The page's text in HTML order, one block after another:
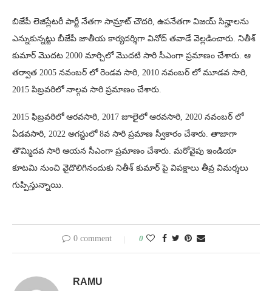
బిజేపీ లెజిస్లేటరీ పార్టీ నేతగా సామ్రాట్ చౌదరి, ఉపనేతగా విజయ్ సిన్హాలను
ఎన్నుకున్నట్టు బీజేపీ జాతీయ కార్యదర్శిగా వినోద్ తవాడే వెల్లడించారు. నితీశ్
కుమార్ మొదట 2000 మార్చిలో మొదటి సారి సీఎంగా ప్రమాణం చేశారు. ఆ
తర్వాత 2005 నవంబర్ లో రెండవ సారి, 2010 నవంబర్ లో మూడవ సారి,
2015 పిబ్రవరిలో నాల్గవ సారి ప్రమాణం చేశారు.
2015 ఫిబ్రవరిలో ఆరవసారి, 2017 జూలైలో ఆరవసారి, 2020 నవంబర్ లో
ఏడవసారి, 2022 అగస్టులో 8వ సారి ప్రమాణ స్వీకారం చేశారు. తాజాగా
తొమ్మిదవ సారి ఆయన సీఎంగా ప్రమాణం చేశారు. మరోవైపు ఇండియా
కూటమి నుంచి వెైదొలిగినందుకు నితీశ్ కుమార్ పై విపక్షాలు తీవ్ర విమర్శలు
గుప్పిస్తున్నాయి.
0 comment 0
RAMU